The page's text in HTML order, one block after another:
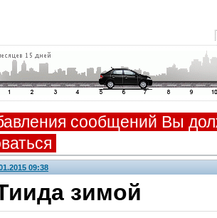
сообщений Вы
09:38
зимой